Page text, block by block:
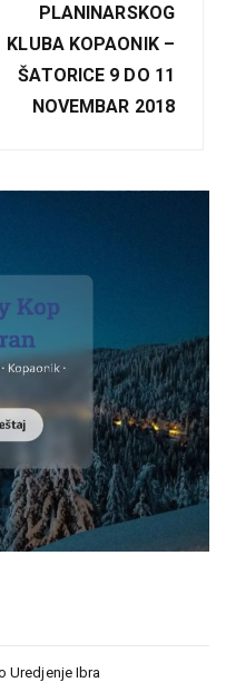
PLANINARSKOG
KLUBA KOPAONIK –
ŠATORICE 9 DO 11
NOVEMBAR 2018
Uredjenje Ibra